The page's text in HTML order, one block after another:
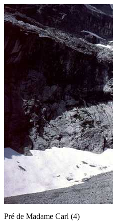
Pré de Madame Carl (4)